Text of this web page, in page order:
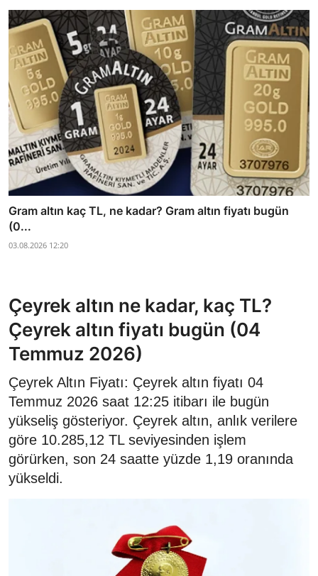
Gram altın kaç TL, ne kadar? Gram altın fiyatı bugün
(0...
03.08.2026 12:20
Çeyrek altın ne kadar, kaç TL?
Çeyrek altın fiyatı bugün (04
Temmuz 2026)
Çeyrek Altın Fiyatı: Çeyrek altın fiyatı 04
Temmuz 2026 saat 12:25 itibarı ile bugün
yükseliş gösteriyor. Çeyrek altın, anlık verilere
göre 10.285,12 TL seviyesinden işlem
görürken, son 24 saatte yüzde 1,19 oranında
yükseldi.